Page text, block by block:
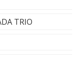
TRIO